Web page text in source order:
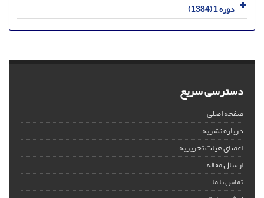
دوره 1 (1384)
دسترسی سریع
صفحه اصلی
درباره نشریه
اعضای هیات تحریریه
ارسال مقاله
تماس با ما